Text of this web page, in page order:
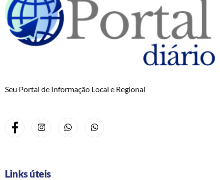
Seu Portal de Informação Local e Regional
Links úteis